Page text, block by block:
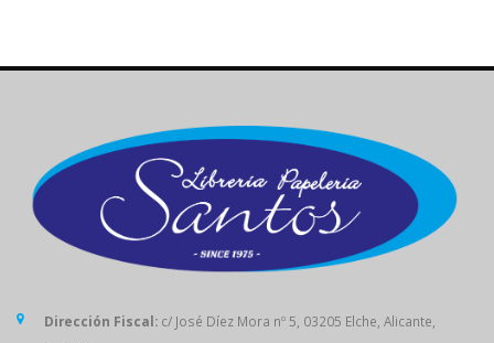
Dirección Fiscal: c/ José Díez Mora nº 5, 03205 Elche, Alicante,